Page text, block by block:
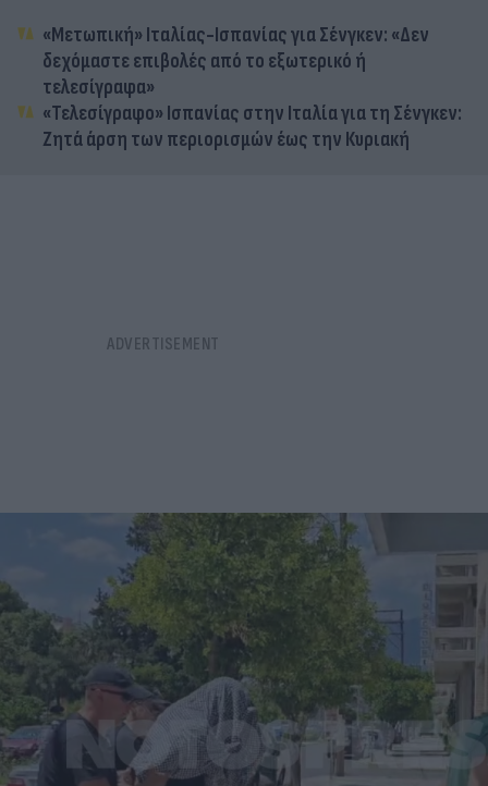
«Μετωπική» Ιταλίας-Ισπανίας για Σένγκεν: «Δεν
δεχόμαστε επιβολές από το εξωτερικό ή
τελεσίγραφα»
«Τελεσίγραφο» Ισπανίας στην Ιταλία για τη Σένγκεν:
Ζητά άρση των περιορισμών έως την Κυριακή